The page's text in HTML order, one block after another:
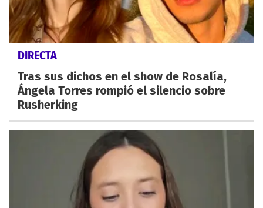
DIRECTA
Tras sus dichos en el show de Rosalía,
Ángela Torres rompió el silencio sobre
Rusherking